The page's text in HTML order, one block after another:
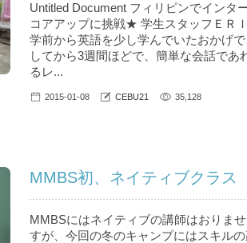
Untitled Document フィリピンでインタ
コアアップに挑戦★ 学生スタッフＥＲ
学前から英語を少し学んでいたおかげ
してから3週間ほどで、簡単な会話で
るレ...
2015-01-08 CEBU21 35,128
MMBS初、ネイティブクラス
MMBSにはネイティブの講師はおりま
すが、今回の冬のキャンプにはスキル